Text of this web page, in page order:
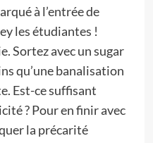
à l’entrée de
les étudiantes !
Sortez avec un sugar
qu’une banalisation
Est-ce suffisant
? Pour en finir avec
la précarité